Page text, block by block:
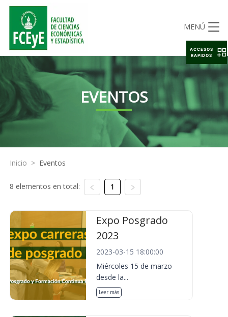
MENÚ
EVENTOS
Inicio > Eventos
8 elementos en total: 1
Expo Posgrado
2023
2023-03-15 18:00:00
Miércoles 15 de marzo
desde la...
Leer más
ACCESOS
RAPIDOS